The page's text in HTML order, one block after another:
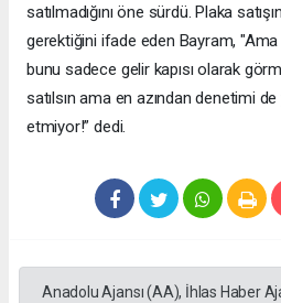
satılmadığını öne sürdü. Plaka
gerektiğini ifade eden Bayram,
bunu sadece gelir kapısı olarak
satılsın ama en azından denetimi
etmiyor!” dedi.
Anadolu Ajansı (AA), İhlas Haber